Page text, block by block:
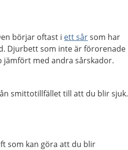
börjar oftast i ett sårsom har
Djurbett som inte är förorenade
med andra sårskador.
smittotillfället till att du blir sjuk.
som kan göra att du blir